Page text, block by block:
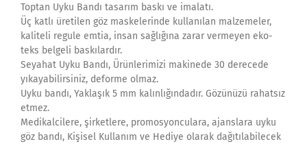
Toptan Uyku Bandı tasarım baskı ve imalatı.
Üç katlı üretilen göz maskelerinde kullanılan malzemeler,
kaliteli regule emtia, insan sağlığına zarar vermeyen eko-
teks belgeli baskılardır.
Seyahat Uyku Bandı, Ürünlerimizi makinede 30 derecede
yıkayabilirsiniz, deforme olmaz.
Uyku bandı, Yaklaşık 5 mm kalınlığındadır. Gözünüzü rahatsız
etmez.
Medikalcilere, şirketlere, promosyonculara, ajanslara uyku
göz bandı, Kişisel Kullanım ve Hediye olarak dağıtılabilecek